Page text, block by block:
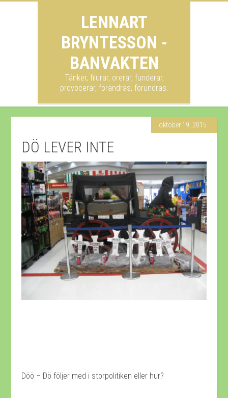
LENNART
BRYNTESSON -
BANVAKTEN
Tänker, filurar, orerar, funderar,
provocerar, förändras, förundras.
oktober 19, 2015
DÖ LEVER INTE
Döö – Dö följer med i storpolitiken eller hur?